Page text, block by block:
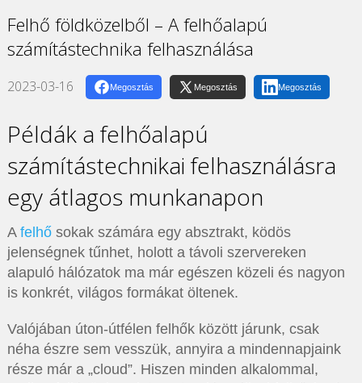
Felhő földközelből – A felhőalapú
számítástechnika felhasználása
2023-03-16 Megosztás Megosztás Megosztás
Példák a felhőalapú
számítástechnikai felhasználásra
egy átlagos munkanapon
A felhősokak számára egy absztrakt, ködös
jelenségnek tűnhet, holott a távoli szervereken
alapuló hálózatok ma már egészen közeli és nagyon
is konkrét, világos formákat öltenek.
Valójában úton-útfélen felhők között járunk, csak
néha észre sem vesszük, annyira a mindennapjaink
része már a „cloud”. Hiszen minden alkalommal,